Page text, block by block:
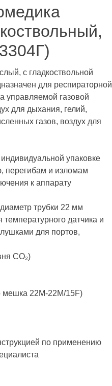
с гладкоствольной
для респираторной
управляемой газовой
для дыхания, гелий,
газов, воздух для
упаковке
перегибам и изломам
к аппарату
трубки 22 мм
датчика и
для портов,
СO₂)
мешка 22М-22М/15F)
по применению